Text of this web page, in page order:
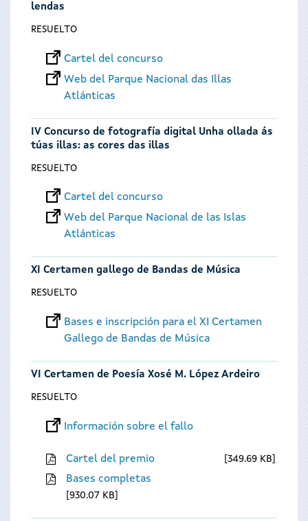
lendas
RESUELTO
Cartel del concurso
Web del Parque Nacional das Illas
Atlánticas
IV Concurso de fotografía digital Unha ollada ás
túas illas: as cores das illas
RESUELTO
Cartel del concurso
Web del Parque Nacional de las Islas
Atlánticas
XI Certamen gallego de Bandas de Música
RESUELTO
Bases e inscripción para el XI Certamen
Gallego de Bandas de Música
VI Certamen de Poesía Xosé M. López Ardeiro
RESUELTO
Información sobre el fallo
Cartel del premio 349.69 KB
Bases completas
930.07 KB